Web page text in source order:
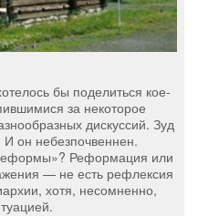
бы поделиться кое-
за некоторое
дискуссий. Зуд
он небезпочвеннен.
Реформация или
— не есть рефлексия
хотя, несомненно,